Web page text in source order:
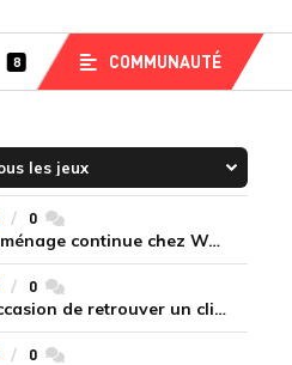
8 COMMUNAUTÉ
0commentaires
Mercato LoL LPL : le grand ménage continue chez Weibo Gaming, Jiejie quitte le navire au profit de Xiaohao
0commentaires
« Ce succès nous donne l'occasion de retrouver un climat beaucoup plus positif » Ryu et Canyon soulagés après la victoire de Gen.G sur HLE
0commentaires